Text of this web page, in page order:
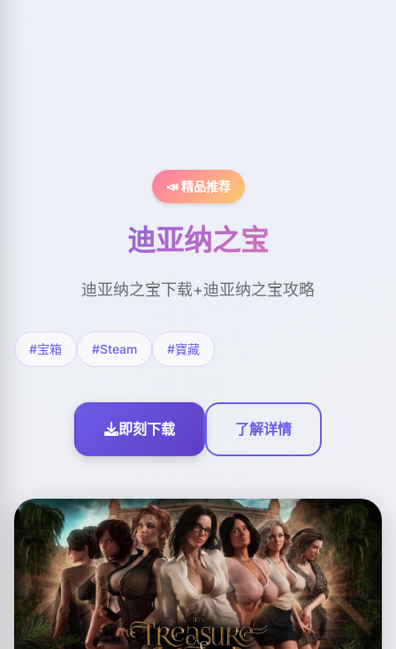
📣 精品推荐
迪亚纳之宝
迪亚纳之宝下载+迪亚纳之宝攻略
#宝箱 #Steam #寶藏
即刻下载 了解详情